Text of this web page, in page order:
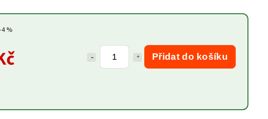
%
Přidat do košíku